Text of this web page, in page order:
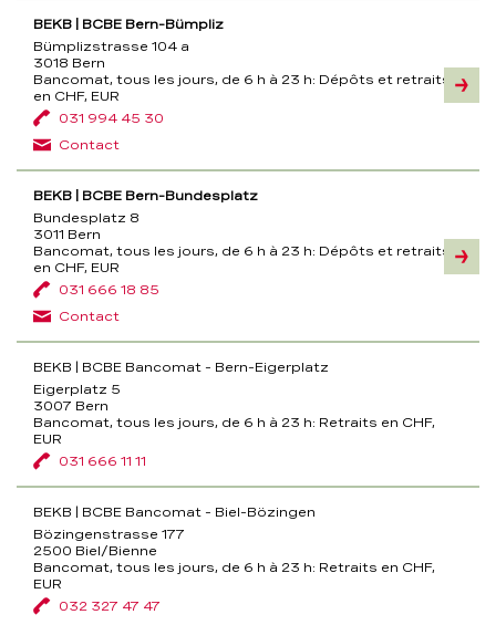
BEKB | BCBE Bern-Bümpliz
Bümplizstrasse 104 a
3018 Bern
Bancomat, tous les jours, de 6 h à 23 h: Dépôts et retraits
en CHF, EUR
031 994 45 30
Contact
BEKB | BCBE Bern-Bundesplatz
Bundesplatz 8
3011 Bern
Bancomat, tous les jours, de 6 h à 23 h: Dépôts et retraits
en CHF, EUR
031 666 18 85
Contact
BEKB | BCBE Bancomat - Bern-Eigerplatz
Eigerplatz 5
3007 Bern
Bancomat, tous les jours, de 6 h à 23 h: Retraits en CHF,
EUR
031 666 11 11
BEKB | BCBE Bancomat - Biel-Bözingen
Bözingenstrasse 177
2500 Biel/Bienne
Bancomat, tous les jours, de 6 h à 23 h: Retraits en CHF,
EUR
032 327 47 47